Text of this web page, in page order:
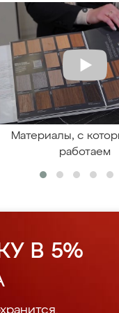
Материалы, с
работаем
В 5%